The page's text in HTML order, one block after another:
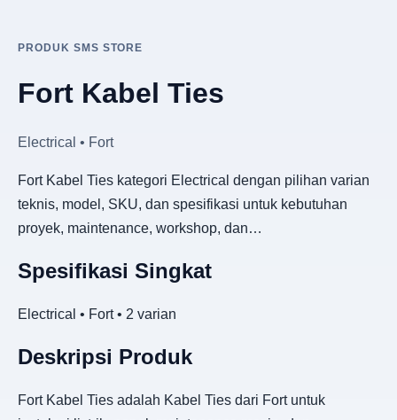
PRODUK SMS STORE
Fort Kabel Ties
Electrical • Fort
Fort Kabel Ties kategori Electrical dengan pilihan varian
teknis, model, SKU, dan spesifikasi untuk kebutuhan
proyek, maintenance, workshop, dan…
Spesifikasi Singkat
Electrical • Fort • 2 varian
Deskripsi Produk
Fort Kabel Ties adalah Kabel Ties dari Fort untuk